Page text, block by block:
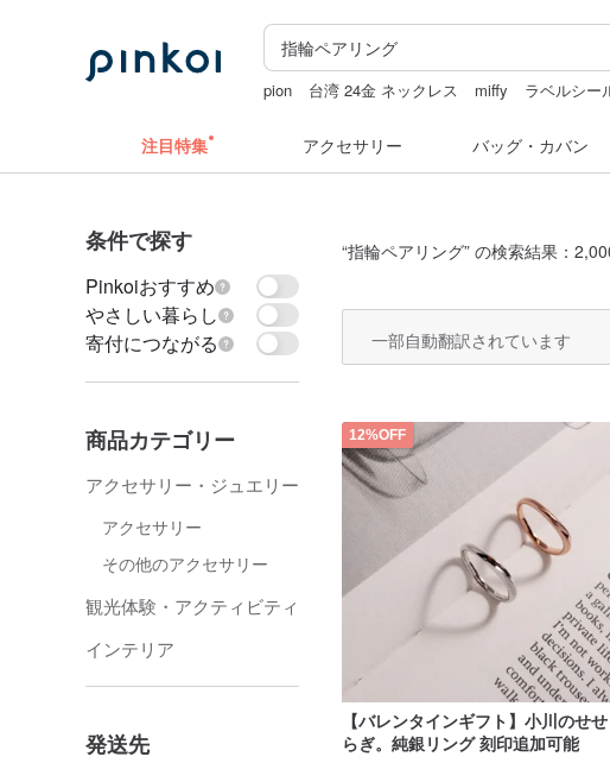
pion 台湾 24金 ネックレス miffy ラベルシー
注目特集 アクセサリー バッグ・カバン
条件で探す
Pinkoiおすすめ
やさしい暮らし
寄付につながる
商品カテゴリー
アクセサリー・ジュエリー
アクセサリー
その他のアクセサリー
観光体験・アクティビティ
インテリア
発送先
“指輪ペアリング” の検索結果：
一部自動翻訳されています
12%OFF
【バレンタインギフト】小川のせせ
らぎ。純銀リング 刻印追加可能